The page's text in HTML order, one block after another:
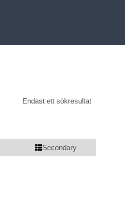
Endast ett sökresultat
Secondary